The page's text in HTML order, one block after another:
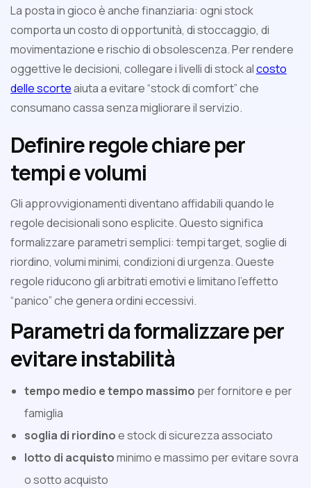
La posta in gioco è anche finanziaria: ogni stock
comporta un costo di opportunità, di stoccaggio, di
movimentazione e rischio di obsolescenza. Per rendere
oggettive le decisioni, collegare i livelli di stock alcosto
delle scorteaiuta a evitare “stock di comfort” che
consumano cassa senza migliorare il servizio.
Definire regole chiare per
tempi e volumi
Gli approvvigionamenti diventano affidabili quando le
regole decisionali sono esplicite. Questo significa
formalizzare parametri semplici: tempi target, soglie di
riordino, volumi minimi, condizioni di urgenza. Queste
regole riducono gli arbitrati emotivi e limitano l’effetto
“panico” che genera ordini eccessivi.
Parametri da formalizzare per
evitare instabilità
tempo medio e tempo massimo per fornitore e per
famiglia
soglia di riordinoe stock di sicurezza associato
lotto di acquistominimo e massimo per evitare sovra
o sotto acquisto